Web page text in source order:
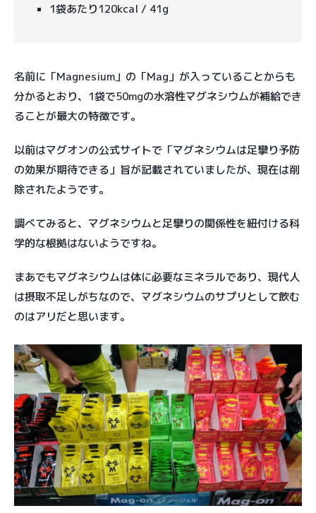
1袋あたり120kcal / 41g
名前に「Magnesium」の「Mag」が入っていることからも
分かるとおり、1袋で50mgの水溶性マグネシウムが補給でき
ることが最大の特徴です。
以前はマグオンの公式サイトで「マグネシウムは足攣り予防
の効果が期待できる」旨が記載されていましたが、現在は削
除されたようです。
調べてみると、マグネシウムと足攣りの関係性を紐付ける科
学的な根拠はないようですね。
まあでもマグネシウムは体に必要なミネラルであり、現代人
は摂取不足しがちなので、マグネシウムのサプリとして飲む
のはアリだと思います。